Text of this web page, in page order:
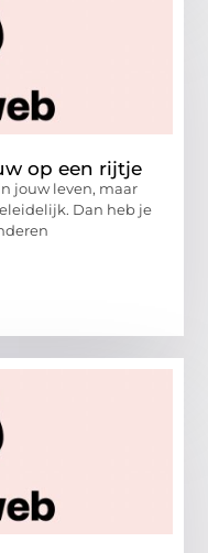
op een rijtje
jouw leven, maar
Dan heb je